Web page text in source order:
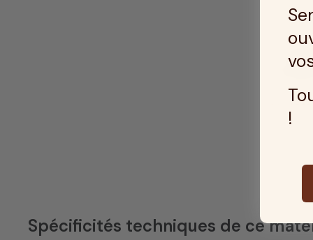
Spécificités techniques de ce
!